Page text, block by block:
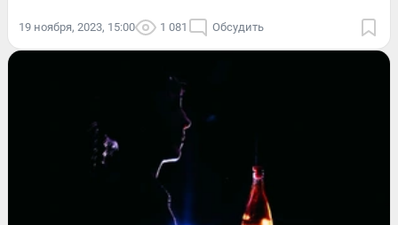
19 ноября, 2023, 15:00 1 081 Обсудить